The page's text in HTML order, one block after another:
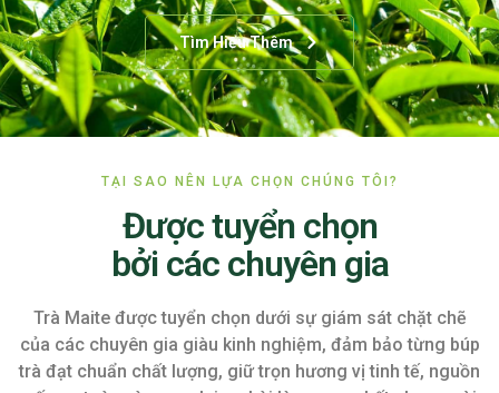
Tìm Hiểu Thêm
TẠI SAO NÊN LỰA CHỌN CHÚNG TÔI?
Được tuyển chọn
bởi các chuyên gia
Trà Maite được tuyển chọn dưới sự giám sát chặt chẽ
của các chuyên gia giàu kinh nghiệm, đảm bảo từng búp
trà đạt chuẩn chất lượng, giữ trọn hương vị tinh tế, nguồn